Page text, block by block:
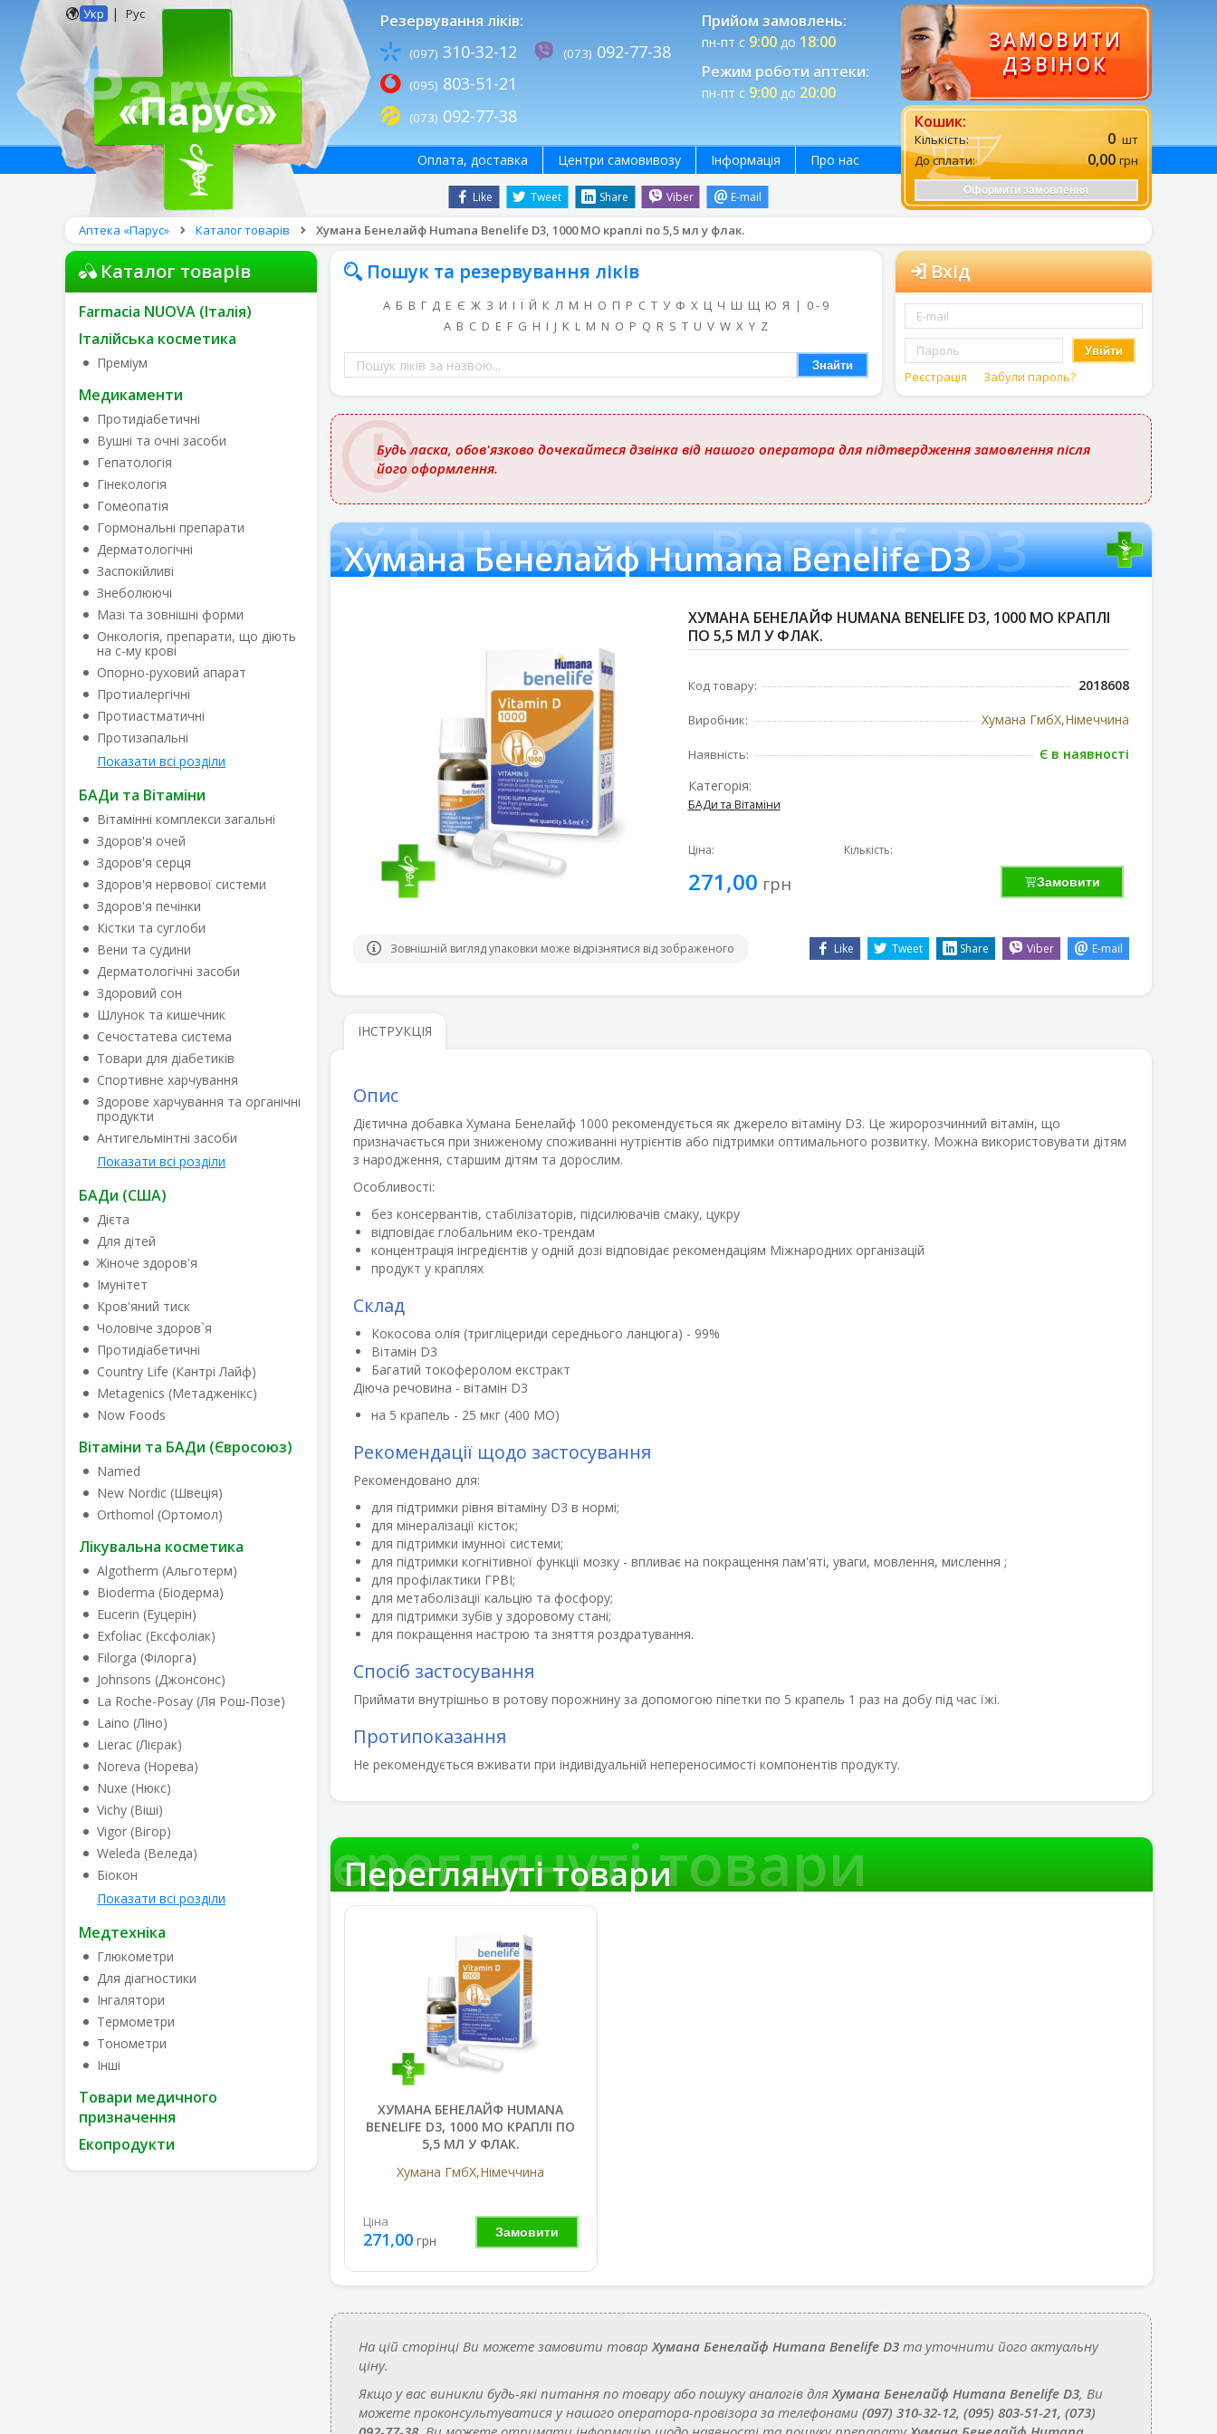
Укр | Рус Резервування ліків:
(097) 310-32-12
(095) 803-51-21
(073) 092-77-38
(073) 092-77-38
Прийом замовлень:
пн-пт с 9:00до 18:00
Режим роботи аптеки:
пн-пт с 9:00до 20:00
ЗАМОВИТИ
ДЗВІНОК
Кошик:
Кількість: 0 шт
До сплати:
0,00 грн
Оформити замовлення
Like Tweet Share Viber E-mail
Оплата, доставка Центри самовивозу Інформація Про нас
Аптека «Парус» Каталог товарів Хумана Бенелайф Humana Benelife D3, 1000 МО краплі по 5,5 мл у флак.
Каталог товарів
Farmacia NUOVA (Італія)
Італійська косметика
Преміум
Медикаменти
Протидіабетичні
Вушні та очні засоби
Гепатологія
Гінекологія
Гомеопатія
Гормональні препарати
Дерматологічні
Заспокійливі
Знеболюючі
Мазі та зовнішні форми
Онкологія, препарати, що діють
на с-му крові
Опорно-руховий апарат
Протиалергічні
Протиастматичні
Протизапальні
Показати всі розділи
БАДи та Вітаміни
Вітамінні комплекси загальні
Здоров'я очей
Здоров'я серця
Здоров'я нервової системи
Здоров'я печінки
Кістки та суглоби
Вени та судини
Дерматологічні засоби
Здоровий сон
Шлунок та кишечник
Сечостатева система
Товари для діабетиків
Спортивне харчування
Здорове харчування та органічні
продукти
Антигельмінтні засоби
Показати всі розділи
БАДи (США)
Дієта
Для дітей
Жіноче здоров'я
Імунітет
Кров'яний тиск
Чоловіче здоров`я
Протидіабетичні
Country Life (Кантрі Лайф)
Metagenics (Метадженікс)
Now Foods
Вітаміни та БАДи (Євросоюз)
Named
New Nordic (Швеція)
Orthomol (Ортомол)
Лікувальна косметика
Algotherm (Альготерм)
Bioderma (Біодерма)
Eucerin (Еуцерін)
Exfoliac (Ексфоліак)
Filorga (Філорга)
Johnsons (Джонсонс)
La Roche-Posay (Ля Рош-Позе)
Laino (Ліно)
Lierac (Лієрак)
Noreva (Норева)
Nuxe (Нюкс)
Vichy (Віші)
Vigor (Вігор)
Weleda (Веледа)
Біокон
Показати всі розділи
Медтехніка
Глюкометри
Для діагностики
Інгалятори
Термометри
Тонометри
Інші
Товари медичного
призначення
Екопродукти
Пошук та резервування ліків
А Б В Г Д Е Є Ж З И І Ї Й К Л М Н О П Р С Т У Ф Х Ц Ч Ш Щ Ю Я | 0 - 9
A B C D E F G H I J K L M N O P Q R S T U V W X Y Z
Пошук
ліків
за
назвою
Знайти
Вхід
Увійти
Реєстрація Забули пароль?
Будь ласка, обов'язково дочекайтеся дзвінка від нашого оператора для підтвердження замовлення після
його оформлення.
Бенелайф Humana Benelife D3
Хумана Бенелайф Humana Benelife D3
ХУМАНА БЕНЕЛАЙФ HUMANA BENELIFE D3, 1000 МО КРАПЛІ
ПО 5,5 МЛ У ФЛАК.
Код товару: 2018608
Виробник: Хумана ГмбХ,Німеччина
Наявність:
Є в наявності
Категорія:
БАДи та Вітаміни
Ціна:
271,00 грн
Кількість:
Замовити
Зовнішній вигляд упаковки може відрізнятися від зображеного Like Tweet Share Viber E-mail
ІНСТРУКЦІЯ
Опис
Дієтична добавка Хумана Бенелайф 1000 рекомендується як джерело вітаміну D3. Це жиророзчинний вітамін, що
призначається при зниженому споживанні нутрієнтів або підтримки оптимального розвитку. Можна використовувати дітям
з народження, старшим дітям та дорослим.
Особливості:
без консервантів, стабілізаторів, підсилювачів смаку, цукру
відповідає глобальним еко-трендам
концентрація інгредієнтів у одній дозі відповідає рекомендаціям Міжнародних організацій
продукт у краплях
Склад
Кокосова олія (тригліцериди середнього ланцюга) - 99%
Вітамін D3
Багатий токоферолом екстракт
Діюча речовина - вітамін D3
на 5 крапель - 25 мкг (400 МО)
Рекомендації щодо застосування
Рекомендовано для:
для підтримки рівня вітаміну D3 в нормі;
для мінералізації кісток;
для підтримки імунної системи;
для підтримки когнітивної функції мозку - впливає на покращення пам'яті, уваги, мовлення, мислення ;
для профілактики ГРВІ;
для метаболізації кальцію та фосфору;
для підтримки зубів у здоровому стані;
для покращення настрою та зняття роздратування.
Спосіб застосування
Приймати внутрішньо в ротову порожнину за допомогою піпетки по 5 крапель 1 раз на добу під час їжі.
Протипоказання
Не рекомендується вживати при індивідуальній непереносимості компонентів продукту.
Переглянуті товари
Переглянуті товари
ХУМАНА БЕНЕЛАЙФ HUMANA
BENELIFE D3, 1000 МО КРАПЛІ ПО
5,5 МЛ У ФЛАК.
Хумана ГмбХ,Німеччина
Замовити
Ціна
271,00грн
На цій сторінці Ви можете замовити товар Хумана Бенелайф Humana Benelife D3та уточнити його актуальну
ціну.
Якщо у вас виникли будь-які питання по товару або пошуку аналогів для Хумана Бенелайф Humana Benelife D3, Ви
можете проконсультуватися у нашого оператора-провізора за телефонами (097) 310-32-12, (095) 803-51-21, (073)